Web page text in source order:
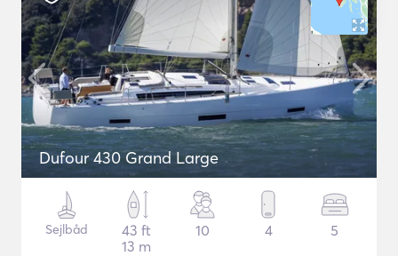
Dufour 430 Grand Large
Sejlbåd
43 ft
13 m
10 4 5